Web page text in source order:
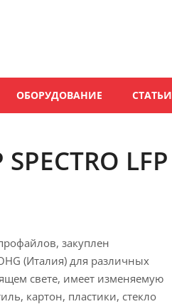
ОБОРУДОВАНИЕ СТАТЬИ
LFP
закуплен
(Италия) для различных
свете, имеет изменяемую
картон, пластики, стекло